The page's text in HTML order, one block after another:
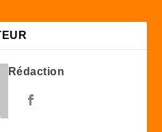
Rédaction